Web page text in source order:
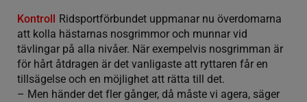
Kontroll Ridsportförbundet uppmanar nu överdomarna
att kolla hästarnas nosgrimmor och munnar vid
tävlingar på alla nivåer. När exempelvis nosgrimman är
för hårt åtdragen är det vanligaste att ryttaren får en
tillsägelse och en möjlighet att rätta till det.
– Men händer det fler gånger, då måste vi agera, säger